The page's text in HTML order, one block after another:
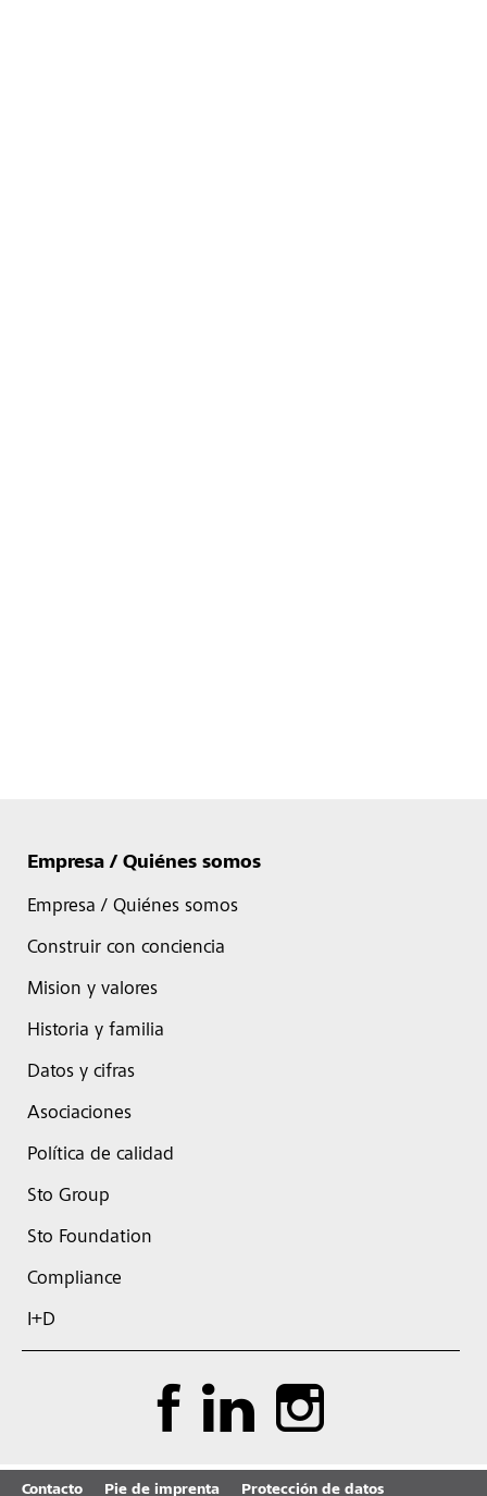
Empresa / Quiénes somos
Empresa / Quiénes somos
Construir con conciencia
Mision y valores
Historia y familia
Datos y cifras
Asociaciones
Política de calidad
Sto Group
Sto Foundation
Compliance
I+D
Contacto Pie de imprenta Protección de datos